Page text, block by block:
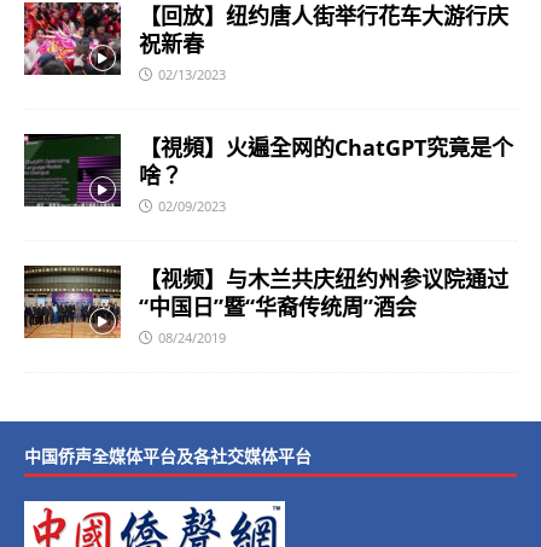
【回放】纽约唐人街举行花车大游行庆
祝新春
02/13/2023
【視頻】火遍全网的ChatGPT究竟是个
啥？
02/09/2023
【视频】与木兰共庆纽约州参议院通过
“中国日”暨“华裔传统周”酒会
08/24/2019
中国侨声全媒体平台及各社交媒体平台